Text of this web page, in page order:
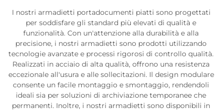
I nostri armadietti portadocumenti piatti sono progettati
per soddisfare gli standard più elevati di qualità e
funzionalità. Con un'attenzione alla durabilità e alla
precisione, i nostri armadietti sono prodotti utilizzando
tecnologie avanzate e processi rigorosi di controllo qualità.
Realizzati in acciaio di alta qualità, offrono una resistenza
eccezionale all'usura e alle sollecitazioni. Il design modulare
consente un facile montaggio e smontaggio, rendendoli
ideali sia per soluzioni di archiviazione temporanee che
permanenti. Inoltre, i nostri armadietti sono disponibili in